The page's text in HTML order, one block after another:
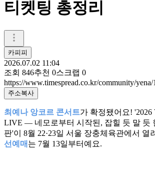
티켓팅 총정리
카피피
2026.07.02 11:04
조회 846추천 0스크랩 0
https://www.timespread.co.kr/community/
주소복사
최예나 앙코르 콘서트가 확정됐어요! '2026
LIVE — 네모로부터 시작된, 잡힐 듯 말 듯
판'이 8월 22·23일 서울 장충체육관에서 열
선예매 는 7월 13일부터예요.